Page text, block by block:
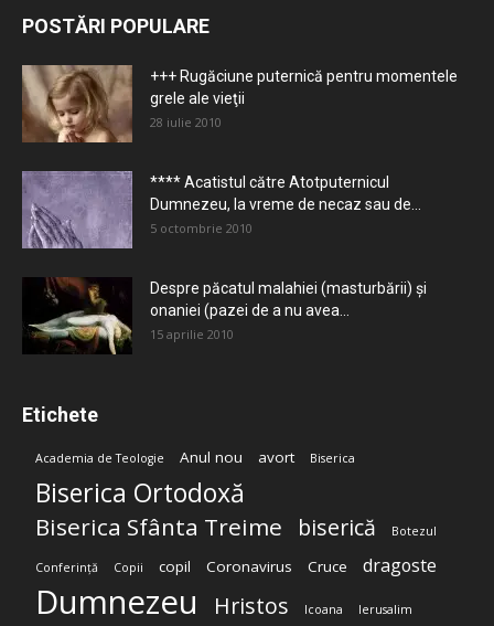
POSTĂRI POPULARE
+++ Rugăciune puternică pentru momentele
grele ale vieţii
28 iulie 2010
**** Acatistul către Atotputernicul
Dumnezeu, la vreme de necaz sau de...
5 octombrie 2010
Despre păcatul malahiei (masturbării) şi
onaniei (pazei de a nu avea...
15 aprilie 2010
Etichete
Academia de Teologie Anul nou avort Biserica
Biserica Ortodoxă
Biserica Sfânta Treime biserică Botezul
Conferință Copii copil Coronavirus Cruce dragoste
Dumnezeu Hristos Icoana Ierusalim